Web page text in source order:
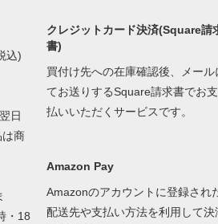
込)
日
は商
・18
クレジットカード決済(Square請
書)
買付け先への在庫確認後、メール
てお送りするSquare請求書でお支
払いいただくサービスです。
Amazon Pay
Amazonのアカウントに登録され
配送先や支払い方法を利用して決